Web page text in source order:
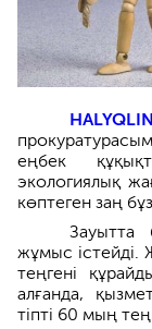
еңбек
экологиялық
көптеген заң
жұмыс
теңгені
алғанда,
тіпті 60 мың